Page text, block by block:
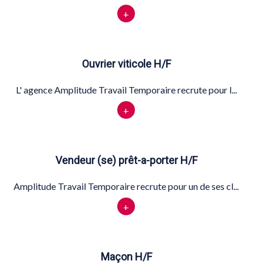
+
Ouvrier viticole H/F
L' agence Amplitude Travail Temporaire recrute pour l...
+
Vendeur (se) prêt-a-porter H/F
Amplitude Travail Temporaire recrute pour un de ses cl...
+
Maçon H/F